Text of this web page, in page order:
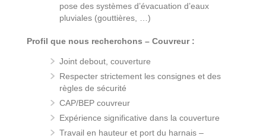
pose des systèmes d’évacuation d’eaux
pluviales (gouttières, …)
Profil que nous recherchons – Couvreur :
Joint debout, couverture
Respecter strictement les consignes et des
règles de sécurité
CAP/BEP couvreur
Expérience significative dans la couverture
Travail en hauteur et port du harnais –